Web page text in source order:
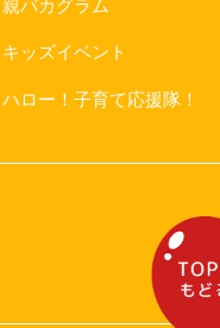
親バカグラム
キッズイベント
ハロー！子育て応援隊！